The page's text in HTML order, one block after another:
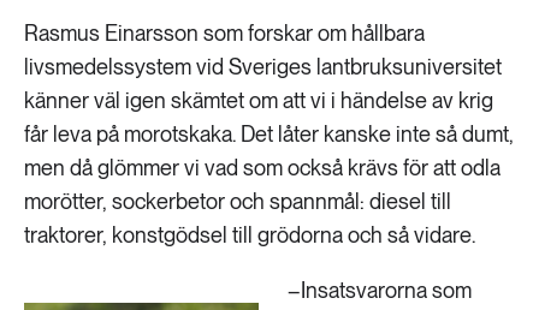
Rasmus Einarsson som forskar om hållbara
livsmedelssystem vid Sveriges lantbruksuniversitet
känner väl igen skämtet om att vi i händelse av krig
får leva på morotskaka. Det låter kanske inte så dumt,
men då glömmer vi vad som också krävs för att odla
morötter, sockerbetor och spannmål: diesel till
traktorer, konstgödsel till grödorna och så vidare.
–Insatsvarorna som